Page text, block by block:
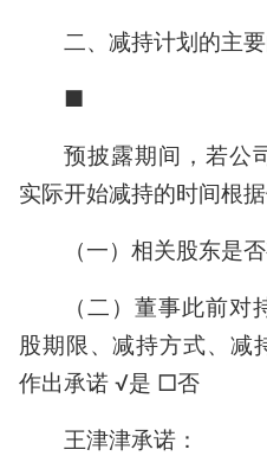
二、减持计划的主
■
预披露期间，若公
实际开始减持的时间根
（一）相关股东是
（二）董事此前
股期限、减持方式、减
作出承诺 √是 □否
王津津承诺：